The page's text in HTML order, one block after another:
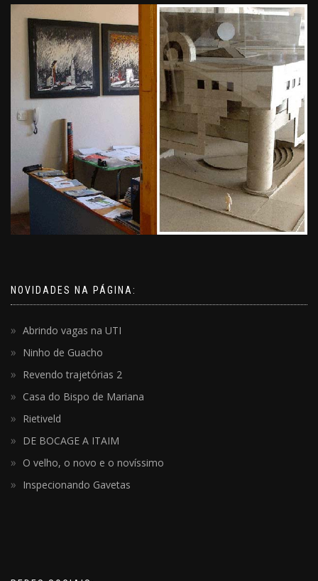
NOVIDADES NA PÁGINA:
Abrindo vagas na UTI
Ninho de Guacho
Revendo trajetórias 2
Casa do Bispo de Mariana
Rietiveld
DE BOCAGE A ITAIM
O velho, o novo e o novíssimo
Inspecionando Gavetas